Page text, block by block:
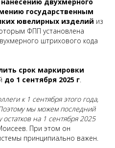
государственным
ювелирных изделий из
ФПП установлена
штрихового кода
срок маркировки
до 1 сентября 2025 г.
к 1 сентября этого года,
мы можем последний
остатков на 1 сентября 2025
При этом он
принципиально важен.